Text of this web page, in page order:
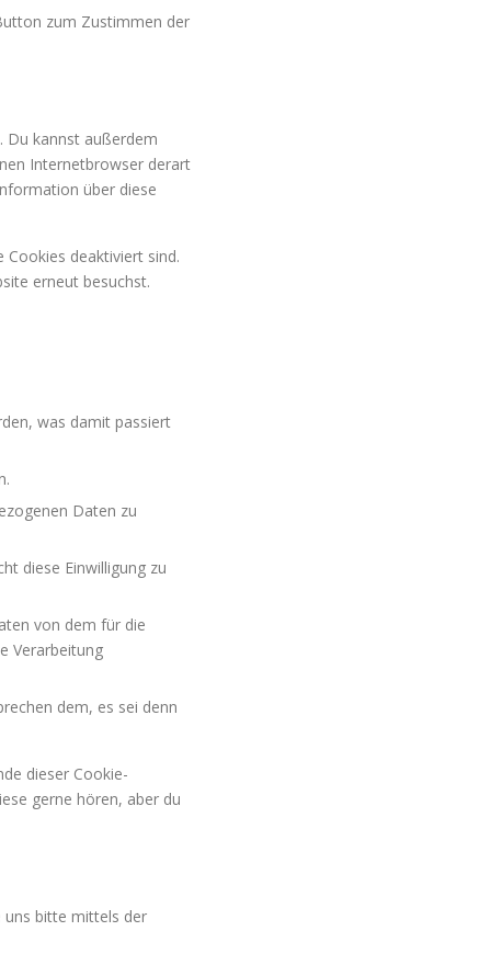
zum Zustimmen der
Du kannst außerdem
Internetbrowser derart
über diese
deaktiviert sind.
erneut besuchst.
was damit passiert
Daten zu
diese Einwilligung zu
von dem für die
Verarbeitung
dem, es sei denn
dieser Cookie-
gerne hören, aber du
uns bitte mittels der